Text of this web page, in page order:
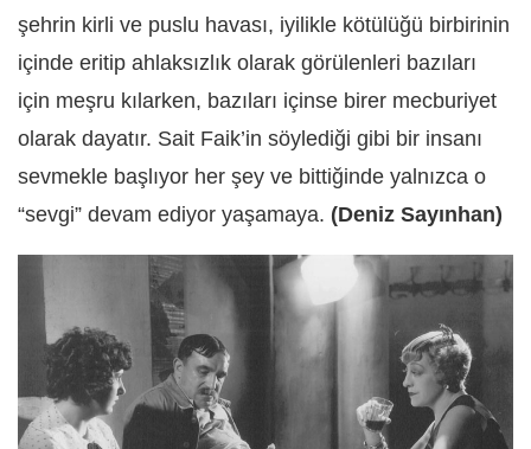
şehrin kirli ve puslu havası, iyilikle kötülüğü birbirinin
içinde eritip ahlaksızlık olarak görülenleri bazıları
için meşru kılarken, bazıları içinse birer mecburiyet
olarak dayatır. Sait Faik’in söylediği gibi bir insanı
sevmekle başlıyor her şey ve bittiğinde yalnızca o
“sevgi” devam ediyor yaşamaya. (Deniz Sayınhan)